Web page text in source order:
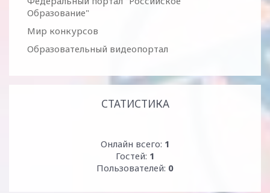
Образование"
Мир конкурсов
Образовательный видеопортал
СТАТИСТИКА
Онлайн всего: 1
Гостей: 1
Пользователей: 0